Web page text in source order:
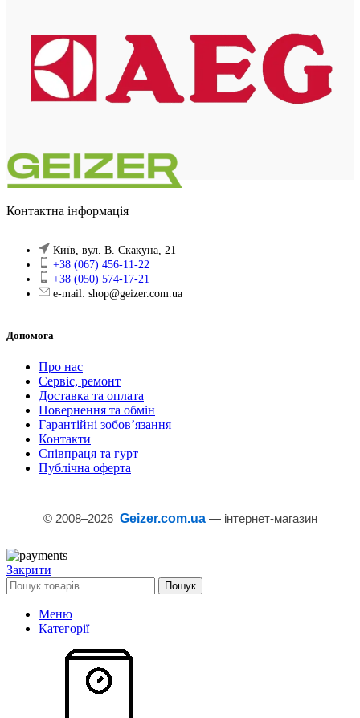
Контактна інформація
Київ, вул. В. Скакуна, 21
+38 (067) 456-11-22
+38 (050) 574-17-21
e-mail: shop@geizer.com.ua
Допомога
Про нас
Сервіс, ремонт
Доставка та оплата
Повернення та обмін
Гарантійні зобов’язання
Контакти
Співпраця та гурт
Публічна оферта
© 2008–2026 Geizer.com.ua— інтернет-магазин
Закрити
Пошук
Меню
Категорії